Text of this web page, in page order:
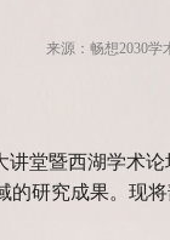
来源：畅想2030
讲堂暨西湖学术
的研究成果。现